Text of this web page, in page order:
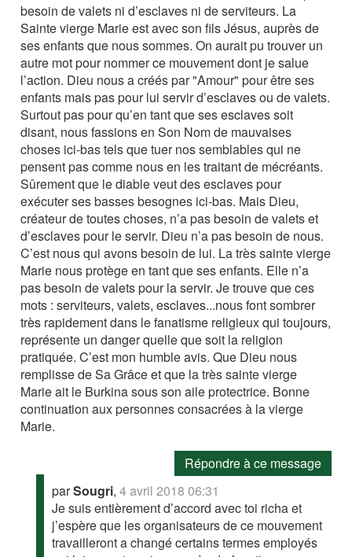
besoin de valets ni d’esclaves ni de serviteurs. La
Sainte vierge Marie est avec son fils Jésus, auprès de
ses enfants que nous sommes. On aurait pu trouver un
autre mot pour nommer ce mouvement dont je salue
l’action. Dieu nous a créés par "Amour" pour être ses
enfants mais pas pour lui servir d’esclaves ou de valets.
Surtout pas pour qu’en tant que ses esclaves soit
disant, nous fassions en Son Nom de mauvaises
choses ici-bas tels que tuer nos semblables qui ne
pensent pas comme nous en les traitant de mécréants.
Sûrement que le diable veut des esclaves pour
exécuter ses basses besognes ici-bas. Mais Dieu,
créateur de toutes choses, n’a pas besoin de valets et
d’esclaves pour le servir. Dieu n’a pas besoin de nous.
C’est nous qui avons besoin de lui. La très sainte vierge
Marie nous protège en tant que ses enfants. Elle n’a
pas besoin de valets pour la servir. Je trouve que ces
mots : serviteurs, valets, esclaves...nous font sombrer
très rapidement dans le fanatisme religieux qui toujours,
représente un danger quelle que soit la religion
pratiquée. C’est mon humble avis. Que Dieu nous
remplisse de Sa Grâce et que la très sainte vierge
Marie ait le Burkina sous son aile protectrice. Bonne
continuation aux personnes consacrées à la vierge
Marie.
Répondre à ce message
parSougri,4 avril 2018 06:31
Je suis entièrement d’accord avec toi richa et
j’espère que les organisateurs de ce mouvement
travailleront a changé certains termes employés